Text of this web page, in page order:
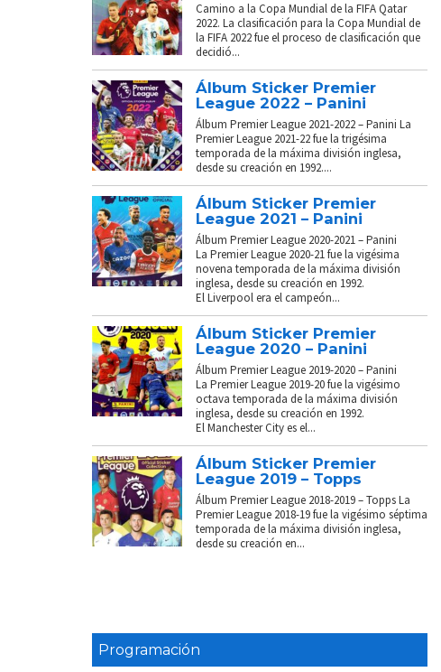
Camino a la Copa Mundial de la FIFA Qatar
2022. La clasificación para la Copa Mundial de
la FIFA 2022 fue el proceso de clasificación que
decidió...
Álbum Sticker Premier
League 2022 – Panini
Álbum Premier League 2021-2022 – Panini La
Premier League 2021-22 fue la trigésima
temporada de la máxima división inglesa,
desde su creación en 1992....
Álbum Sticker Premier
League 2021 – Panini
Álbum Premier League 2020-2021 – Panini
La Premier League 2020-21 fue la vigésima
novena temporada de la máxima división
inglesa, desde su creación en 1992.
El Liverpool era el campeón...
Álbum Sticker Premier
League 2020 – Panini
Álbum Premier League 2019-2020 – Panini
La Premier League 2019-20 fue la vigésimo
octava temporada de la máxima división
inglesa, desde su creación en 1992.
El Manchester City es el...
Álbum Sticker Premier
League 2019 – Topps
Álbum Premier League 2018-2019 – Topps La
Premier League 2018-19 fue la vigésimo séptima
temporada de la máxima división inglesa,
desde su creación en...
Programación